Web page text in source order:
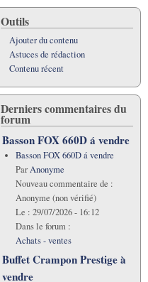
Outils
Ajouter du contenu
Astuces de rédaction
Contenu récent
Derniers commentaires du
forum
Basson FOX 660D á vendre
Basson FOX 660D á vendre
ParAnonyme
Nouveau commentaire de :
Anonyme (non vérifié)
Le : 29/07/2026 - 16:12
Dans le forum :
Achats - ventes
Buffet Crampon Prestige à
vendre